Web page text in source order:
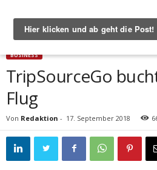
Start Business TripSourceGo bucht Hotel und
BUSINESS
TripSourceGo
Flug
Von Redaktion - 17. September 2018